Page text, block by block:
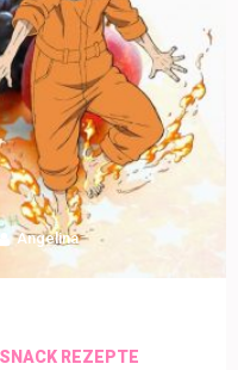
Angelina
SNACK REZEPTE